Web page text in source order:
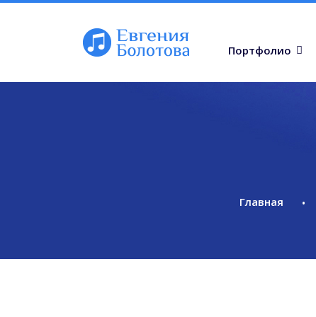
Портфолио
Главная